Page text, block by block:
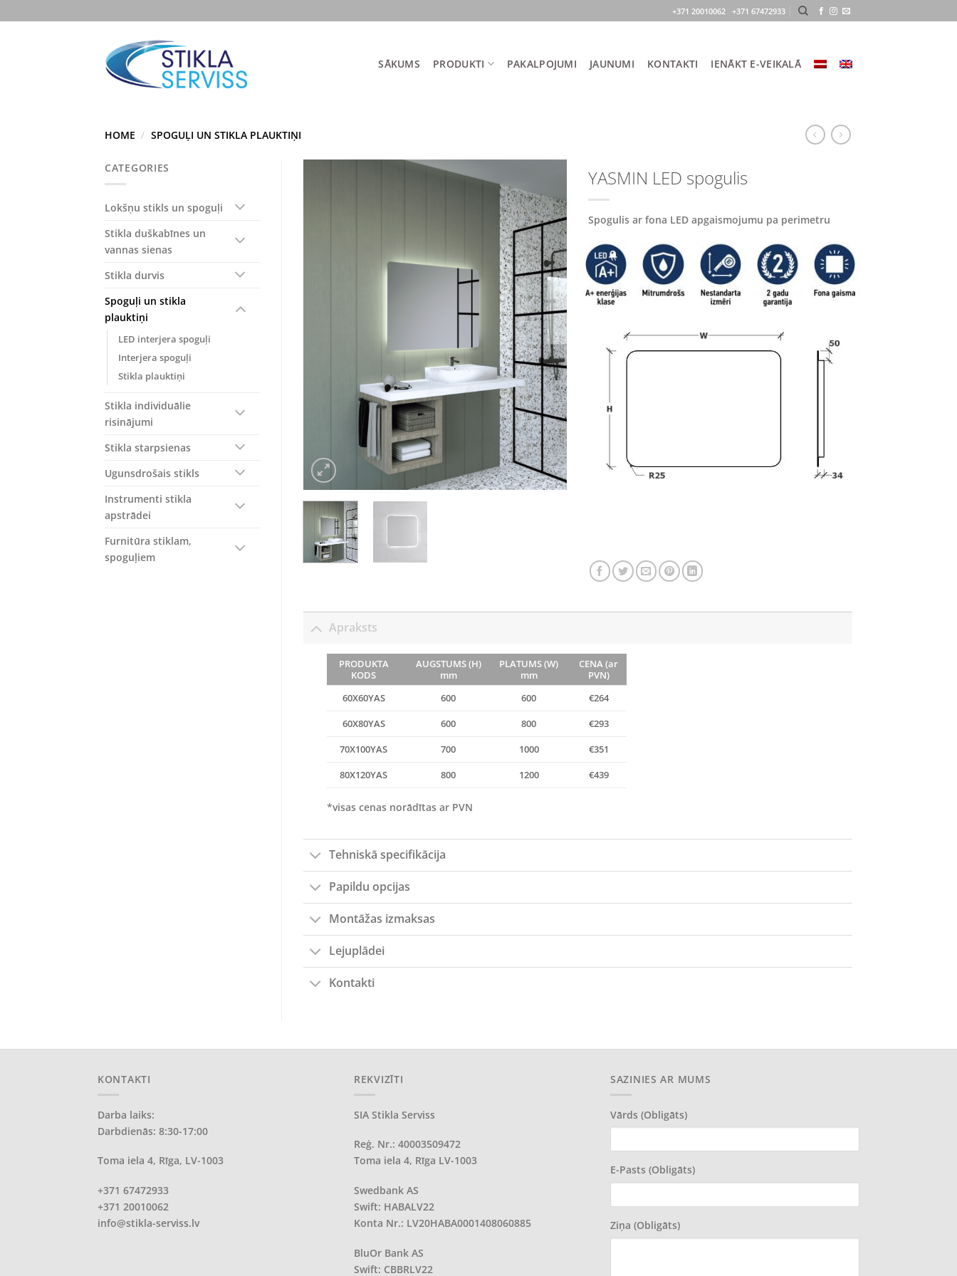
to
+371 20010062 +371 67472933
SĀKUMS PRODUKTI PAKALPOJUMI JAUNUMI KONTAKTI IENĀKT E-VEIKALĀ
HOME / SPOGUĻI UN STIKLA PLAUKTIŅI
CATEGORIES
Lokšņu stikls un spoguļi
Stikla duškabīnes un
vannas sienas
Stikla durvis
Spoguļi un stikla
plauktiņi
LED interjera spoguļi
Interjera spoguļi
Stikla plauktiņi
Stikla individuālie
risinājumi
Stikla starpsienas
Ugunsdrošais stikls
Instrumenti stikla
apstrādei
Furnitūra stiklam,
spoguļiem
YASMIN LED spogulis
Spogulis ar fona LED apgaismojumu pa perimetru
Apraksts
PRODUKTA
KODS
AUGSTUMS (H)
mm
PLATUMS (W)
mm
CENA (ar
PVN)
60X60YAS
600 600
€264
60X80YAS
600 800
€293
70X100YAS
700 1000
€351
80X120YAS
800 1200 €439
*visas cenas norādītas ar PVN
Tehniskā specifikācija
Papildu opcijas
Montāžas izmaksas
Lejuplādei
Kontakti
KONTAKTI
Darba laiks:
Darbdienās: 8:30-17:00
Toma iela 4, Rīga, LV-1003
+371 67472933
+371 20010062
info@stikla-serviss.lv
REKVIZĪTI
SIA Stikla Serviss
Reģ. Nr.: 40003509472
Toma iela 4, Rīga LV-1003
Swedbank AS
Swift: HABALV22
Konta Nr.: LV20HABA0001408060885
BluOr Bank AS
Swift: CBBRLV22
SAZINIES AR MUMS
Vārds (obligāts)
E-Pasts (obligāts)
Ziņa (obligāts)